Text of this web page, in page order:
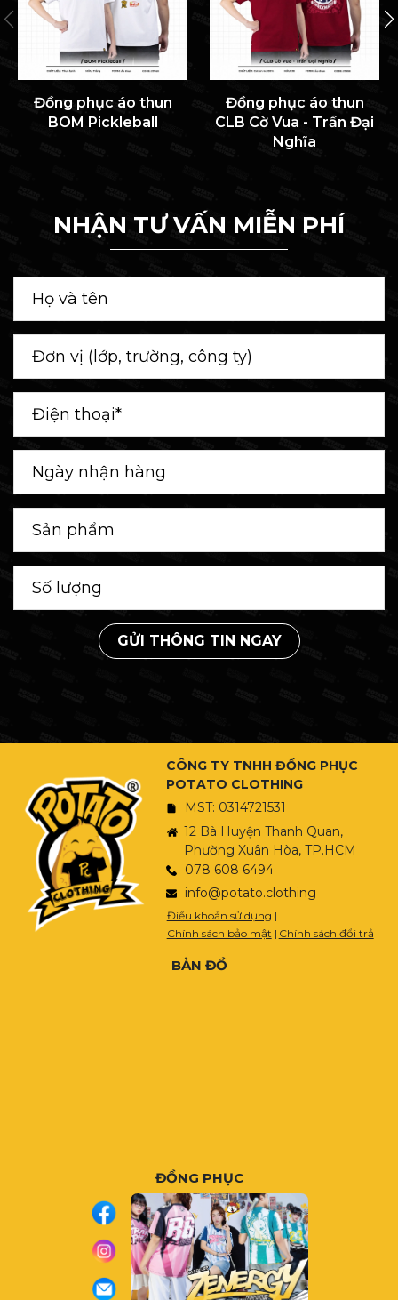
Đồng phục áo thun
BOM Pickleball
Đồng phục áo thun
CLB Cờ Vua - Trần Đại
Nghĩa
NHẬN TƯ VẤN MIỄN PHÍ
GỬI THÔNG TIN NGAY
CÔNG TY TNHH ĐỒNG PHỤC
POTATO CLOTHING
MST: 0314721531
12 Bà Huyện Thanh Quan,
Phường Xuân Hòa, TP.HCM
078 608 6494
info@potato.clothing
Điều khoản sử dụng |
Chính sách bảo mật | Chính sách đổi trả
BẢN ĐỒ
ĐỒNG PHỤC